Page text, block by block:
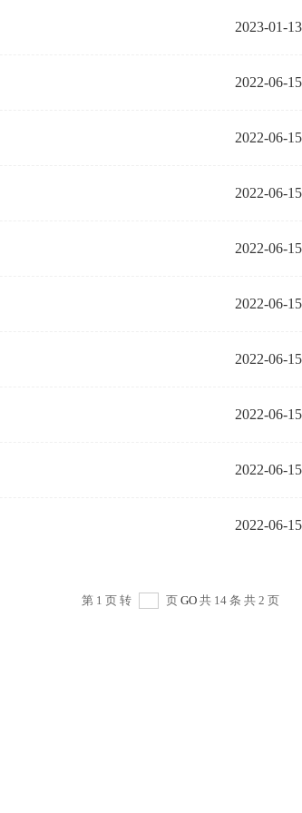
2023-01-13
2022-06-15
2022-06-15
2022-06-15
2022-06-15
2022-06-15
2022-06-15
2022-06-15
2022-06-15
2022-06-15
第 1 页 转 页 GO共 14 条 共 2 页